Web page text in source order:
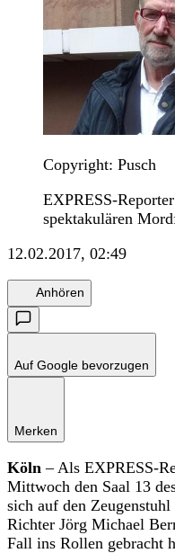
Copyright: Pusch
EXPRESS-
spektakulären
12.02.2017, 02:49
Anhören
Auf Google bevorzugen
Merken
Köln – Als EXPRESS-
Mittwoch den Saal 13
sich auf den
Richter Jörg Michael
Fall ins Rollen gebracht